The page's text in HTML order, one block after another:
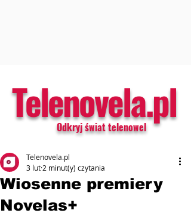
Telenovela.pl
Odkryj świat telenowel
Wiosenne premiery
Novelas+
Telenovela.pl
3 lut 2 minut(y) czytania